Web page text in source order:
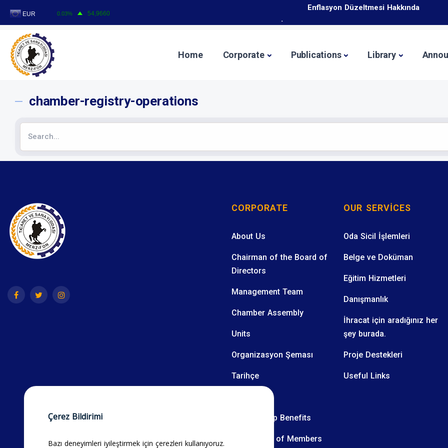
Home Corporate Publications Library
chamber-registry-operations
CORPORATE
About Us
Chairman of the Board of
Directors
Management Team
Chamber Assembly
Units
Organizasyon Şeması
Tarihçe
Membership Benefits
Obligations of Members
OUR SERVICES
Oda Sicil İşlemleri
Belge ve Doküman
Eğitim Hizmetleri
Danışmanlık
İhracat için aradığınız her
şey burada.
Proje Destekleri
Useful Links
Çerez Bildirimi
Bazı deneyimleri iyileştirmek için çerezleri kullanıyoruz.